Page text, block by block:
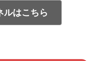
はこちら